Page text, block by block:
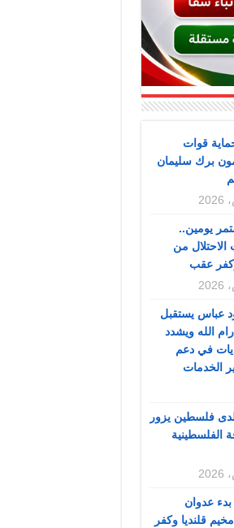
قوات
برك سليمان
يومين..
من
عقب
عباس يستقبل
الله ويشدد
في دعم
الخدمات
فلسطين يزور
الفلسطينية
بدء عدوان
قلنديا وكفر